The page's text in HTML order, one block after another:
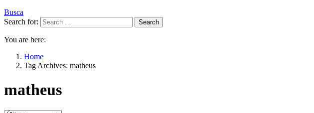
Busca
Search for:
Search
You are here:
Home
Tag Archives: matheus
matheus